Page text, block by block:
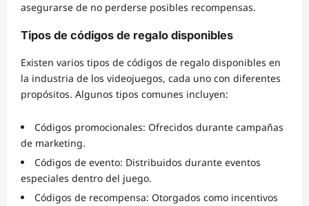
asegurarse de no perderse posibles recompensas.
Tipos de códigos de regalo disponibles
Existen varios tipos de códigos de regalo disponibles en
la industria de los videojuegos, cada uno con diferentes
propósitos. Algunos tipos comunes incluyen:
Códigos promocionales: Ofrecidos durante campañas
de marketing.
Códigos de evento: Distribuidos durante eventos
especiales dentro del juego.
Códigos de recompensa: Otorgados como incentivos